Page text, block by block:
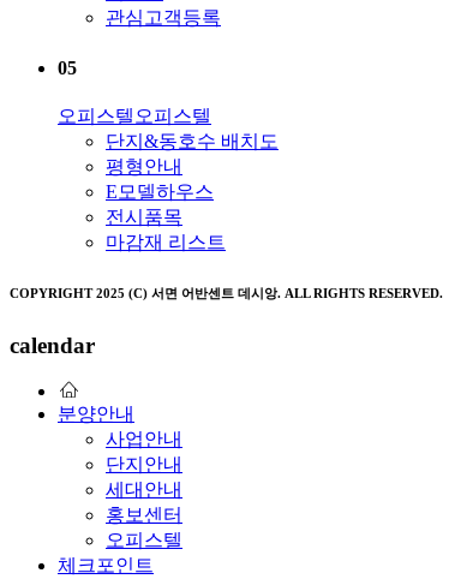
관심고객등록
05
오피스텔 오피스텔
단지&동호수 배치도
평형안내
E모델하우스
전시품목
마감재 리스트
COPYRIGHT 2025 (C) 서면 어반센트 데시앙. ALL RIGHTS RESERVED.
calendar
분양안내
사업안내
단지안내
세대안내
홍보센터
오피스텔
체크포인트